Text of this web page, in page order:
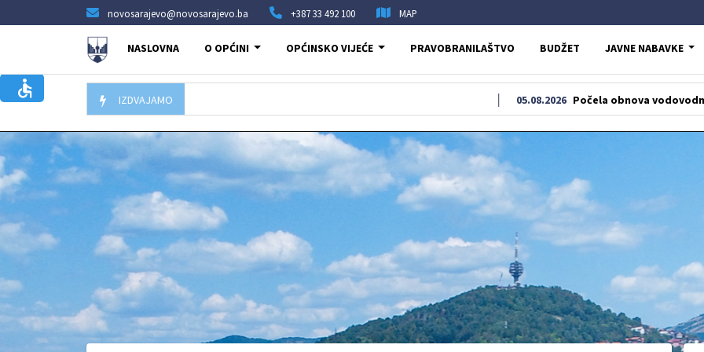
novosarajevo@novosarajevo.ba +387 33 492 100 MAP
NASLOVNA O OPĆINI OPĆINSKO VIJEĆE PRAVOBRANILAŠTVO BUDŽET JAVNE NABAVKE
IZDVAJAMO Počela obnova vodovodne i